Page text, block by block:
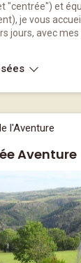
"centrée") et
je vous
jours, avec mes
l'Aventure
Aventure